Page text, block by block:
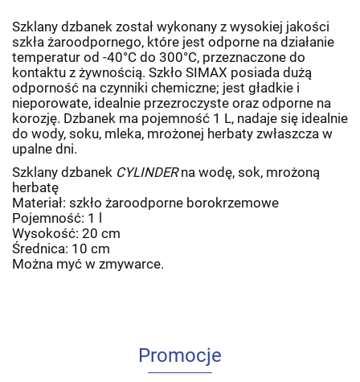
Szklany dzbanek został wykonany z wysokiej jakości
szkła żaroodpornego, które jest odporne na działanie
temperatur od -40°C do 300°C, przeznaczone do
kontaktu z żywnością. Szkło SIMAX posiada dużą
odporność na czynniki chemiczne; jest gładkie i
nieporowate, idealnie przezroczyste oraz odporne na
korozję. Dzbanek ma pojemność 1 L, nadaje się idealnie
do wody, soku, mleka, mrożonej herbaty zwłaszcza w
upalne dni.
Szklany dzbanek CYLINDERna wodę, sok, mrożoną
herbatę
Materiał: szkło żaroodporne borokrzemowe
Pojemność: 1 l
Wysokość: 20 cm
Średnica: 10 cm
Można myć w zmywarce.
Promocje